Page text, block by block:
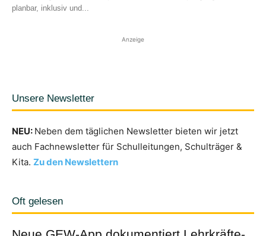
planbar, inklusiv und...
Anzeige
Unsere Newsletter
NEU: Neben dem täglichen Newsletter bieten wir jetzt
auch Fachnewsletter für Schulleitungen, Schulträger &
Kita. Zu den Newslettern
Oft gelesen